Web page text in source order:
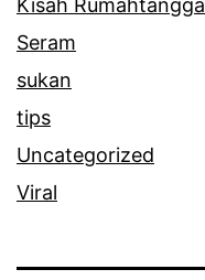
Kisah Rumahtangga
Seram
sukan
tips
Uncategorized
Viral